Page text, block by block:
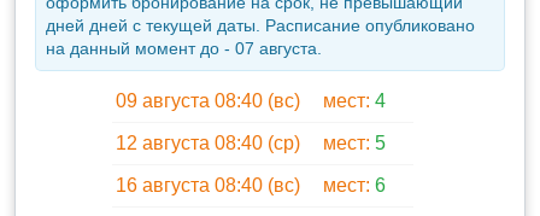
дней дней с текущей даты. Расписание опубликовано
на данный момент до - 07 августа.
09 августа 08:40 (вс) мест: 4
12 августа 08:40 (ср) мест: 5
16 августа 08:40 (вс) мест: 6